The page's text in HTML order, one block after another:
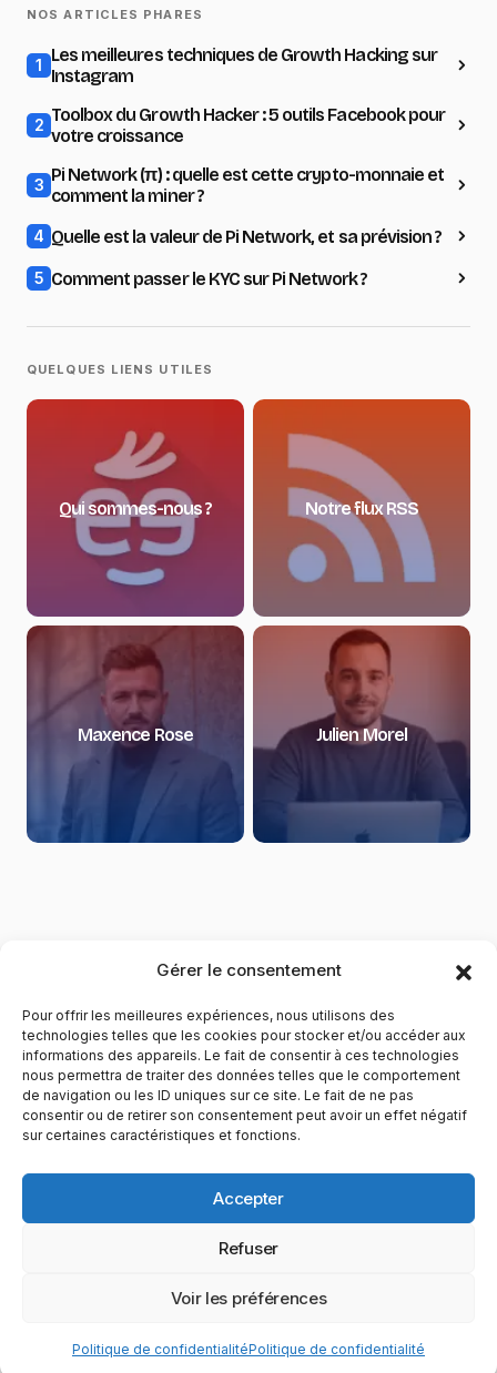
Gérer le consentement
Pour offrir les meilleures expériences, nous utilisons des
technologies telles que les cookies pour stocker et/ou accéder aux
informations des appareils. Le fait de consentir à ces technologies
nous permettra de traiter des données telles que le comportement
de navigation ou les ID uniques sur ce site. Le fait de ne pas
consentir ou de retirer son consentement peut avoir un effet négatif
sur certaines caractéristiques et fonctions.
Accepter
Refuser
Voir les préférences
Politique de confidentialitéPolitique de confidentialité
NOS ARTICLES PHARES
1 Les meilleures techniques de Growth Hacking sur
Instagram
2 Toolbox du Growth Hacker : 5 outils Facebook pour
votre croissance
3 Pi Network (π) : quelle est cette crypto-monnaie et
comment la miner ?
4 Quelle est la valeur de Pi Network, et sa prévision ?
5 Comment passer le KYC sur Pi Network ?
QUELQUES LIENS UTILES
Qui sommes-nous ? Notre flux RSS
Maxence Rose Julien Morel
YubiGeek est un média français dédié aux nouvelles
technologies, à la culture geek et au numérique. Fondé par
du web, du gaming et de la science, avec une approche
© 2025 YubiGeek. Tous droits réservés.